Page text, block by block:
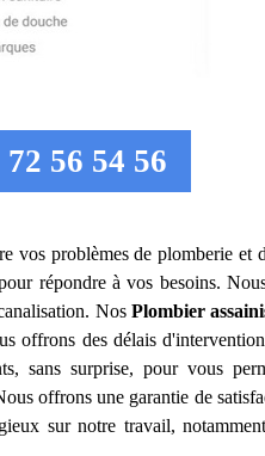
56 54 56
vos problèmes de plomberie et
répondre à vos besoins.
Nos Plombier
offrons des délais
sans surprise, pour vous
offrons une garantie de
sur notre travail,